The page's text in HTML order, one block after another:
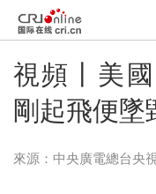
視頻丨美
剛起飛便墜
來源： 中央廣電總台央